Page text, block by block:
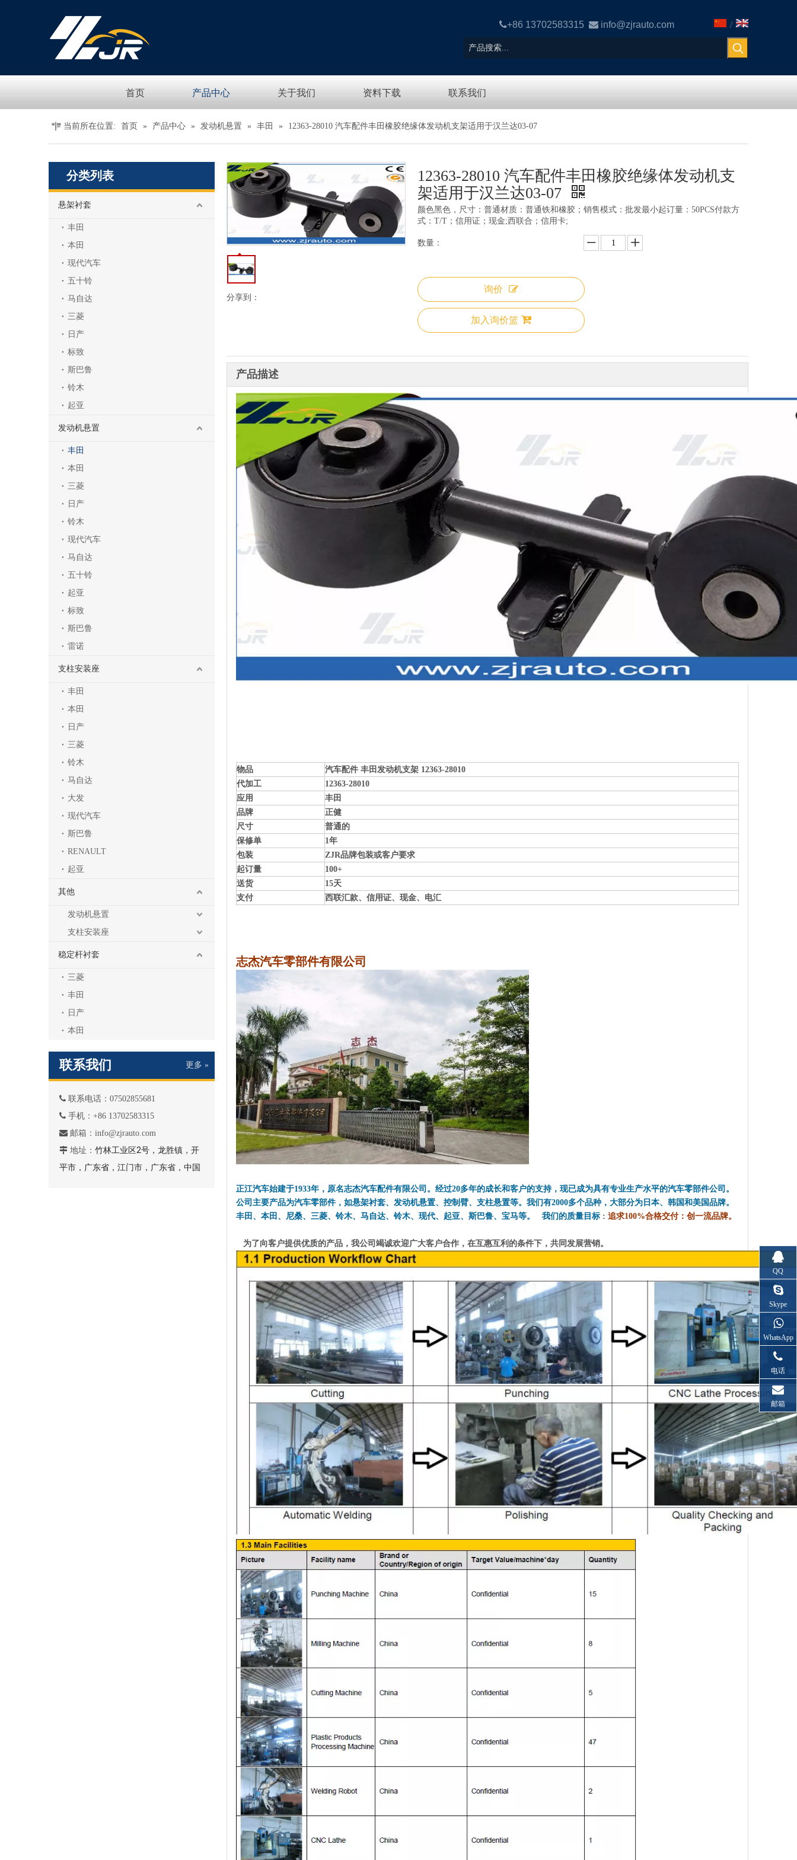
+86 13702583315  info@zjrauto.com /
首页 产品中心 关于我们 资料下载 联系我们
当前所在位置: 首页 » 产品中心 » 发动机悬置 » 丰田 » 12363-28010 汽车配件丰田橡胶绝缘体发动机支架适用于汉兰达03-07
分类列表
悬架衬套
丰田
本田
现代汽车
五十铃
马自达
三菱
日产
标致
斯巴鲁
铃木
起亚
发动机悬置
丰田
本田
三菱
日产
铃木
现代汽车
马自达
五十铃
起亚
标致
斯巴鲁
雷诺
支柱安装座
丰田
本田
日产
三菱
铃木
马自达
大发
现代汽车
斯巴鲁
RENAULT
起亚
其他
发动机悬置
支柱安装座
稳定杆衬套
三菱
丰田
日产
本田
联系我们 更多 »
 联系电话：07502855681
 手机：+86 13702583315
 邮箱 ： info@zjrauto.com
 地址： 竹林工业区2号，龙胜镇，开
平市，广东省，江门市，广东省，中国
分享到：
12363-28010 汽车配件丰田橡胶绝缘体发动机支
架适用于汉兰达03-07
颜色黑色，尺寸：普通材质：普通铁和橡胶；销售模式：批发最小起订量：50PCS付款方
式：T/T；信用证；现金;西联合；信用卡;
数量：
询价
加入询价篮
产品描述
物品
汽车配件 丰田发动机支架 12363-28010
代加工
12363-28010
应用
丰田
品牌
正健
尺寸
普通的
保修单
1年
包装
ZJR品牌包装或客户要求
起订量
100+
送货
15天
支付
西联汇款、信用证、现金、电汇
志杰汽车零部件有限公司
正江汽车始建于1933年，原名志杰汽车配件有限公司。经过20多年的成长和客户的支持，现已成为具有专业生产水平的汽车零部件公司。
公司主要产品为汽车零部件，如悬架衬套、发动机悬置、控制臂、支柱悬置等。我们有2000多个品种，大部分为日本、韩国和美国品牌。
丰田、本田、尼桑、三菱、铃木、马自达、铃木、现代、起亚、斯巴鲁、宝马等。 我们的质量目标 : 追求100%合格交付：创一流品牌。
为了向客户提供优质的产品，我公司竭诚欢迎广大客户合作，在互惠互利的条件下，共同发展营销。
QQ
Skype
WhatsApp
电话
邮箱